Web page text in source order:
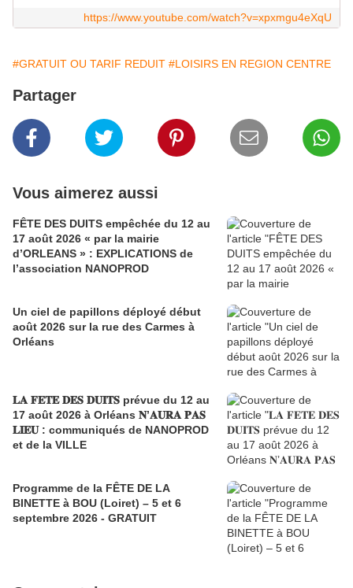
https://www.youtube.com/watch?v=xpxmgu4eXqU
#GRATUIT OU TARIF REDUIT #LOISIRS EN REGION CENTRE
Partager
Vous aimerez aussi
FÊTE DES DUITS empêchée du 12 au
17 août 2026 « par la mairie
d’ORLEANS » : EXPLICATIONS de
l’association NANOPROD
Un ciel de papillons déployé début
août 2026 sur la rue des Carmes à
Orléans
𝐋𝐀 𝐅𝐄𝐓𝐄 𝐃𝐄𝐒 𝐃𝐔𝐈𝐓𝐒 prévue du 12 au
17 août 2026 à Orléans 𝐍’𝐀𝐔𝐑𝐀 𝐏𝐀𝐒
𝐋𝐈𝐄𝐔 : communiqués de NANOPROD
et de la VILLE
Programme de la FÊTE DE LA
BINETTE à BOU (Loiret) – 5 et 6
septembre 2026 - GRATUIT